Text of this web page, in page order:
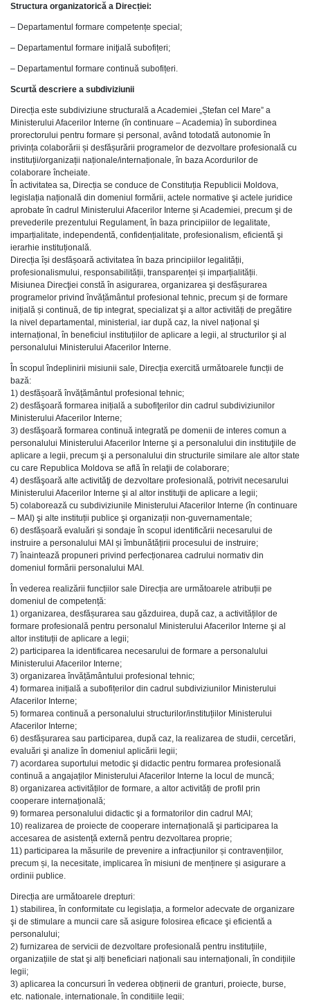
Structura organizatorică a Direcției:
– Departamentul formare competențe special;
– Departamentul formare iniţială subofițeri;
– Departamentul formare continuă subofițeri.
Scurtă descriere a subdiviziunii
Direcția este subdiviziune structurală a Academiei „Ștefan cel Mare” a
Ministerului Afacerilor Interne (în continuare – Academia) în subordinea
prorectorului pentru formare și personal, având totodată autonomie în
privința colaborării și desfășurării programelor de dezvoltare profesională cu
instituții/organizații naționale/internaționale, în baza Acordurilor de
colaborare încheiate.
În activitatea sa, Direcția se conduce de Constituția Republicii Moldova,
legislația națională din domeniul formării, actele normative şi actele juridice
aprobate în cadrul Ministerului Afacerilor Interne și Academiei, precum şi de
prevederile prezentului Regulament, în baza principiilor de legalitate,
imparțialitate, independentă, confidențialitate, profesionalism, eficientă şi
ierarhie instituțională.
Direcția își desfășoară activitatea în baza principiilor legalității,
profesionalismului, responsabilității, transparenței și imparțialității.
Misiunea Direcţiei constă în asigurarea, organizarea şi desfășurarea
programelor privind învățământul profesional tehnic, precum și de formare
inițială și continuă, de tip integrat, specializat şi a altor activități de pregătire
la nivel departamental, ministerial, iar după caz, la nivel național şi
internațional, în beneficiul instituțiilor de aplicare a legii, al structurilor şi al
personalului Ministerului Afacerilor Interne.
În scopul îndeplinirii misiunii sale, Direcția exercită următoarele funcții de
bază:
1) desfășoară învățământul profesional tehnic;
2) desfăşoară formarea inițială a subofiţerilor din cadrul subdiviziunilor
Ministerului Afacerilor Interne;
3) desfăşoară formarea continuă integrată pe domenii de interes comun a
personalului Ministerului Afacerilor Interne şi a personalului din instituţiile de
aplicare a legii, precum şi a personalului din structurile similare ale altor state
cu care Republica Moldova se află în relaţii de colaborare;
4) desfăşoară alte activităţi de dezvoltare profesională, potrivit necesarului
Ministerului Afacerilor Interne şi al altor instituţii de aplicare a legii;
5) colaborează cu subdiviziunile Ministerului Afacerilor Interne (în continuare
– MAI) şi alte instituții publice şi organizații non-guvernamentale;
6) desfășoară evaluări și sondaje în scopul identificării necesarului de
instruire a personalului MAI și îmbunătățirii procesului de instruire;
7) înaintează propuneri privind perfecționarea cadrului normativ din
domeniul formării personalului MAI.
În vederea realizării funcțiilor sale Direcția are următoarele atribuții pe
domeniul de competență:
1) organizarea, desfășurarea sau găzduirea, după caz, a activităților de
formare profesională pentru personalul Ministerului Afacerilor Interne şi al
altor instituții de aplicare a legii;
2) participarea la identificarea necesarului de formare a personalului
Ministerului Afacerilor Interne;
3) organizarea învățământului profesional tehnic;
4) formarea inițială a subofițerilor din cadrul subdiviziunilor Ministerului
Afacerilor Interne;
5) formarea continuă a personalului structurilor/instituțiilor Ministerului
Afacerilor Interne;
6) desfășurarea sau participarea, după caz, la realizarea de studii, cercetări,
evaluări şi analize în domeniul aplicării legii;
7) acordarea suportului metodic şi didactic pentru formarea profesională
continuă a angajaților Ministerului Afacerilor Interne la locul de muncă;
8) organizarea activităților de formare, a altor activități de profil prin
cooperare internațională;
9) formarea personalului didactic şi a formatorilor din cadrul MAI;
10) realizarea de proiecte de cooperare internațională şi participarea la
accesarea de asistență externă pentru dezvoltarea proprie;
11) participarea la măsurile de prevenire a infracțiunilor și contravențiilor,
precum și, la necesitate, implicarea în misiuni de menținere și asigurare a
ordinii publice.
Direcția are următoarele drepturi:
1) stabilirea, în conformitate cu legislația, a formelor adecvate de organizare
şi de stimulare a muncii care să asigure folosirea eficace şi eficientă a
personalului;
2) furnizarea de servicii de dezvoltare profesională pentru instituțiile,
organizațiile de stat şi alți beneficiari naționali sau internaționali, în condițiile
legii;
3) aplicarea la concursuri în vederea obținerii de granturi, proiecte, burse,
etc. naționale, internaționale, în condițiile legii;